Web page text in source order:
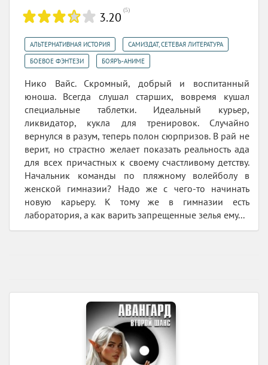
3.20 (5)
АЛЬТЕРНАТИВНАЯ ИСТОРИЯ САМИЗДАТ, СЕТЕВАЯ ЛИТЕРАТУРА
БОЕВОЕ ФЭНТЕЗИ БОЯРЪ-АНИМЕ
Нико Вайс. Скромный, добрый и воспитанный
юноша. Всегда слушал старших, вовремя кушал
специальные таблетки. Идеальный курьер,
ликвидатор, кукла для тренировок. Случайно
вернулся в разум, теперь полон сюрпризов. В рай не
верит, но страстно желает показать реальность ада
для всех причастных к своему счастливому детству.
Начальник команды по пляжному волейболу в
женской гимназии? Надо же с чего-то начинать
новую карьеру. К тому же в гимназии есть
лаборатория, а как варить запрещенные зелья ему...